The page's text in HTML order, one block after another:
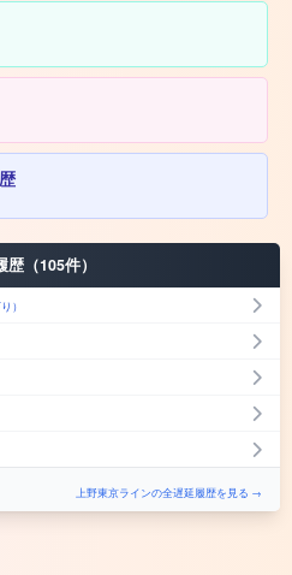
（105件）
）
上野東京ラインの全遅延履歴を見る →